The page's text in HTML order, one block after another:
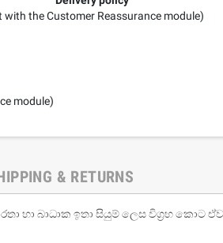
with the Customer Reassurance module)
module)
& RETURNS
හා බාධාක ඉතා සියුම් ලෙස විග්‍රහ කොට